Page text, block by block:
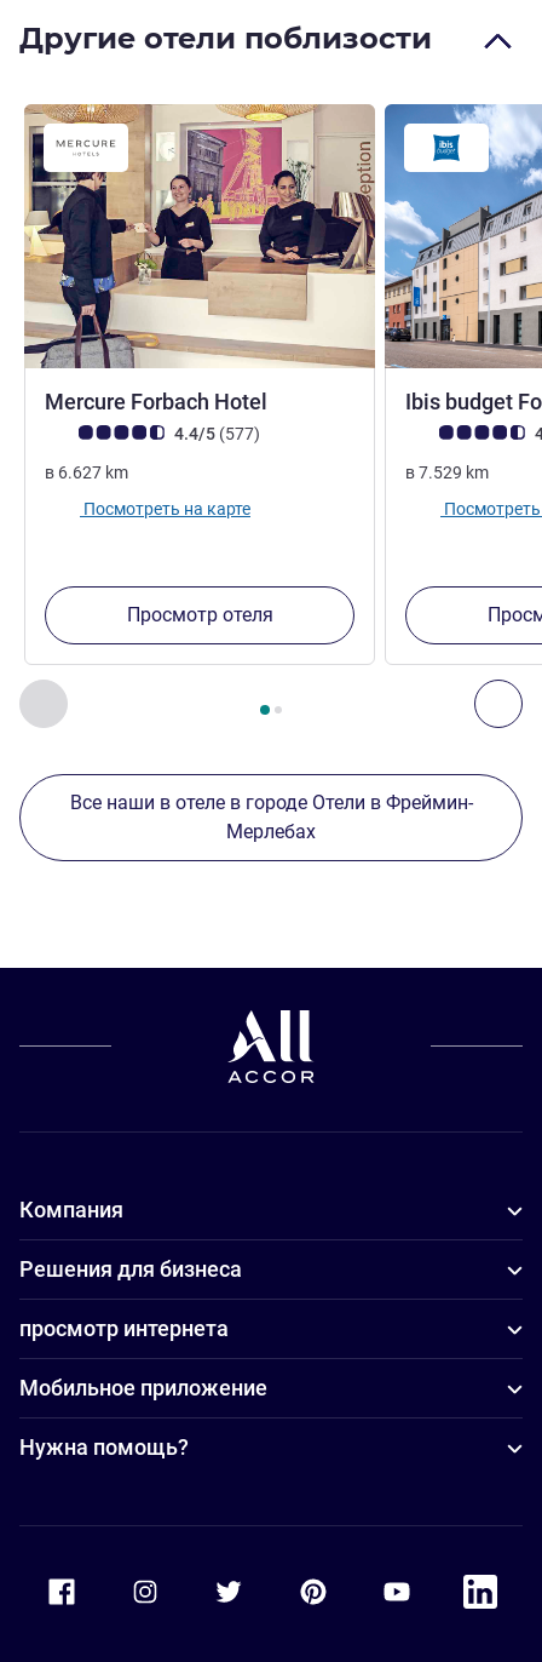
Другие отели поблизости
Назад - Другие отели поблизости
Страница , Другие отели поблизости 1 :, Другие
Mercure Forbach Hotel
Примечание: отзывы клиентов (Рейтинг ALL)
4.4/5 (577Отзывов
)
в 6.627 km
Посмотреть на карте
Просмотр отеля
Ibis budget
Примечание:
в7.529 km
Посмотреть
Все наши в отеле в городе Отели в Фреймин-
Мерлебах
Компания
Решения для бизнеса
просмотр интернета
Мобильное приложение
Нужна помощь?
Accor Youtube
Accor